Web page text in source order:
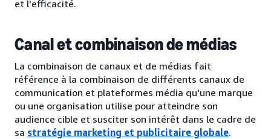
et l'efficacité.
Canal et combinaison de médias
La combinaison de canaux et de médias fait
référence à la combinaison de différents canaux de
communication et plateformes média qu'une marque
ou une organisation utilise pour atteindre son
audience cible et susciter son intérêt dans le cadre de
sa stratégie marketing et publicitaire globale.